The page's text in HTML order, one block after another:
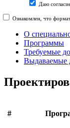
Даю
Ознакомлен, что
О
Программы
Требуемые
Выдаваемые
#